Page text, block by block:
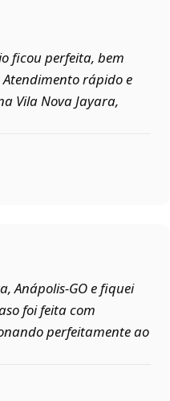
ficou perfeita, bem
rápido e
Vila Nova Jayara,
Anápolis‑GO e fiquei
foi feita com
perfeitamente ao